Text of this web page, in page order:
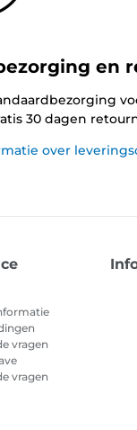
en
30 dagen
over
vragen
vragen